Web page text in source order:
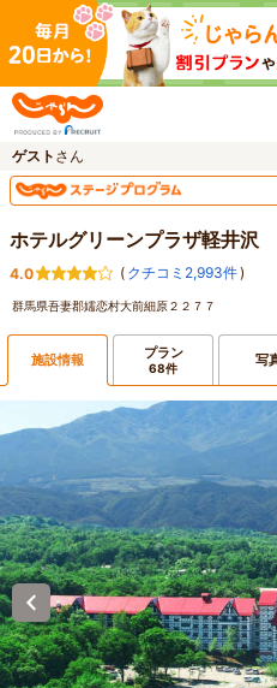
ゲスト さん
ホテルグリーンプラザ軽井沢
4.0 ( クチコミ2,993件)
群馬県吾妻郡嬬恋村大前細原２２７７
施設情報 プラン
68件 写